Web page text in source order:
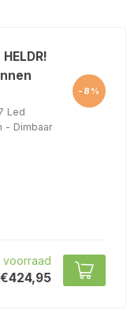
Led
- Dimbaar
-8%
voorraad
€424,95